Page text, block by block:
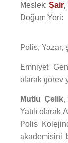
Meslek: Şair,
Doğum Yeri:
Polis, Yazar,
Emniyet
olarak görev
Mutlu Çelik,
Yatılı olarak
Polis
akademisini